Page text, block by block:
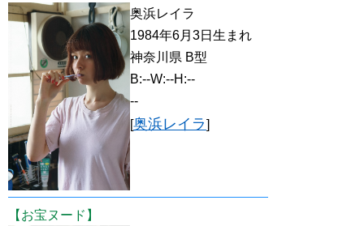
奥浜レイラ
1984年6月3日生まれ
神奈川県 B型
B:--W:--H:--
--
[奥浜レイラ]
【お宝ヌード】